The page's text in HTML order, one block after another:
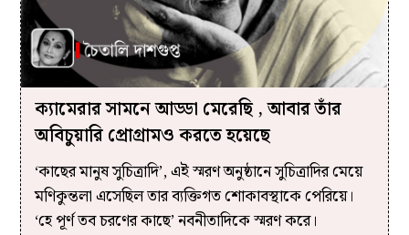
ক্যামেরার সামনে আড্ডা মেরেছি , আবার তাঁর
অবিচুয়ারি প্রোগ্রামও করতে হয়েছে
‘কাছের মানুষ সুচিত্রাদি’, এই স্মরণ অনুষ্ঠানে সুচিত্রাদির মেয়ে
মণিকুন্তলা এসেছিল তার ব্যক্তিগত শোকাবস্থাকে পেরিয়ে।
‘হে পূর্ণ তব চরণের কাছে’ নবনীতাদিকে স্মরণ করে।